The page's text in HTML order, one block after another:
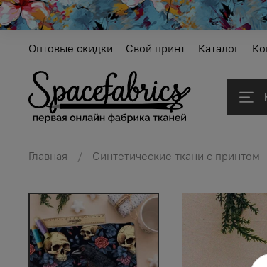
Оптовые скидки Свой принт Каталог
Главная Синтетические ткани с принтом